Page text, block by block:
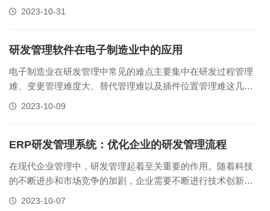
题及其解决方案：研发项目管理难题：1、资源管理难2、研发
要研发管理者具备优秀的资源......
2023-10-31
研发管理软件在电子制造业中的应用
电子制造业在研发管理中常见的难点主要集中在研发过程管理
难、变更管理难度大、替代管理难以及插件位置管理难这几个
方面。这些难点往往会影响到企业的产品研发效率和产品质
的重要课题。 电子制造......
2023-10-09
ERP研发管理系统：优化企业的研发管理流程
在现代企业管理中，研发管理起着至关重要的作用。随着科技
的不断进步和市场竞争的加剧，企业需要不断进行技术创新和
产品研发，以保持竞争力。而如何高效地管理研发活动，提高
2023-10-07